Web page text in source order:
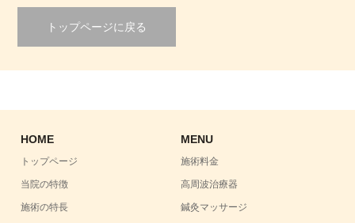
トップページに戻る
HOME
トップページ
当院の特徴
施術の特長
MENU
施術料金
高周波治療器
鍼灸マッサージ